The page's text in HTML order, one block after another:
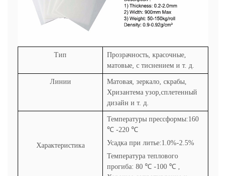
Тип
Прозрачность, красочные,
матовые, с тиснением и т. д.
Линии
Матовая, зеркало, скрабы,
Хризантема узор,сплетенный
дизайн и т. д.
Характеристика
Температуры прессформы:160
℃ -220 ℃
Усадка при литье:1.0%-2.5%
Температура теплового
прогиба: 80 ℃ -100 ℃